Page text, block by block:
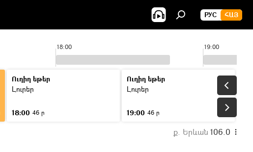
РУС ՀԱՅ
18:00 19:00
Ուղիղ եթեր
Լուրեր
18:00 46 ր
Ուղիղ եթեր
Լուրեր
19:00 46 ր
ք. Երևան 106.0